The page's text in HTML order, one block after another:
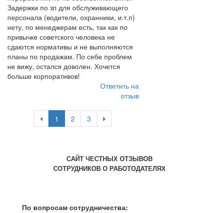
Задержки по зп для обслуживающего
персонала (водители, охранники, и.т.п)
нету, по менеджерам есть, так как по
привычке советского человека не
сдаются нормативы и не выполняются
планы по продажам. По себе проблем
не вижу, остался доволен. Хочется
больше корпоративов!
Ответить на
отзыв
1 2 3
САЙТ ЧЕСТНЫХ ОТЗЫВОВ
СОТРУДНИКОВ О РАБОТОДАТЕЛЯХ
По вопросам сотрудничества: